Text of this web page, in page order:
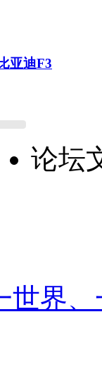
比亚迪F3
论坛
世界